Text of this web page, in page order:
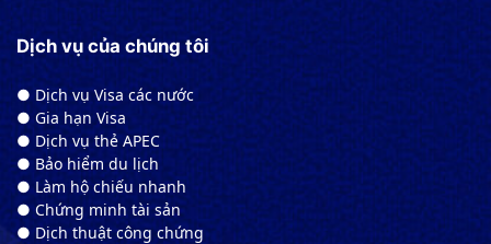
Dịch vụ của chúng tôi
● Dịch vụ Visa các nước
● Gia hạn Visa
● Dịch vụ thẻ APEC
● Bảo hiểm du lịch
● Làm hộ chiếu nhanh
● Chứng minh tài sản
● Dịch thuật công chứng